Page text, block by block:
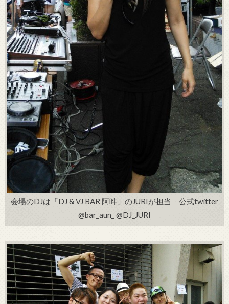
会場のDJは「DJ & VJ BAR 阿吽」のJURIが担当 公式twitter
@bar_aun_ @DJ_JURI